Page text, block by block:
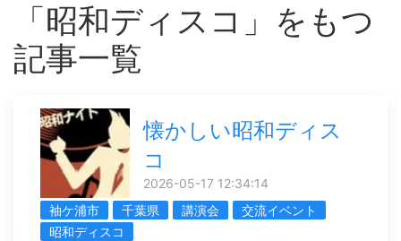
「昭和ディスコ」をもつ
記事一覧
懐かしい昭和ディス
コ
2026-05-17 12:34:14
袖ケ浦市
千葉県 講演会
交流イベント
昭和ディスコ